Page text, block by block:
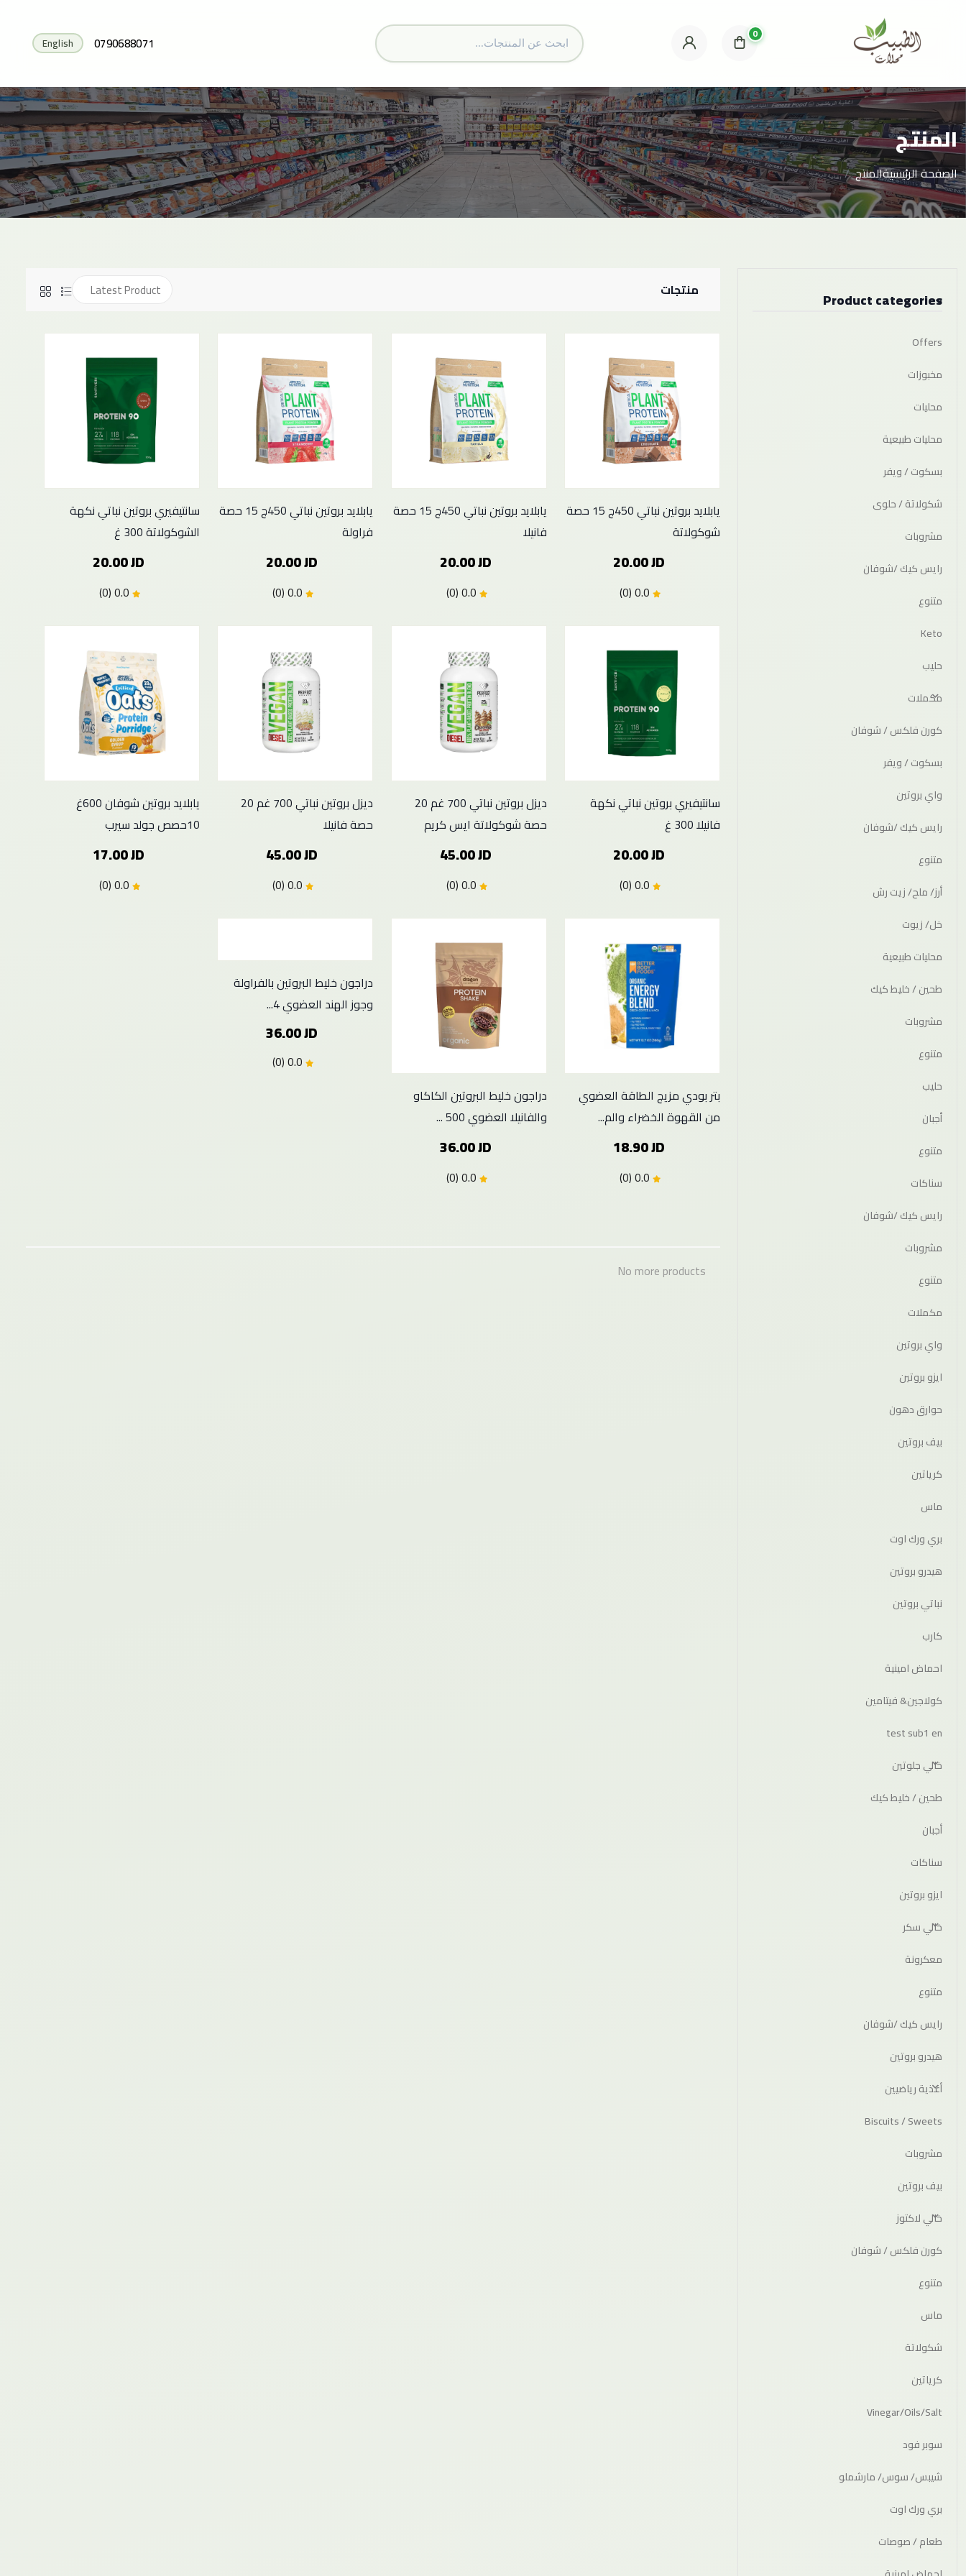
0
0790688071
English
المنتج
الصفحة الرئيسيةالمنتج
Product categories
Offers
مخبوزات
محليات
محليات طبيعية
بسكوت / ويفر
شكولاتة / حلوى
مشروبات
رايس كيك /شوفان
متنوع
Keto
حليب
مكملات
كورن فلكس / شوفان
بسكوت / ويفر
واي بروتين
رايس كيك /شوفان
متنوع
أرز/ ملح/ زيت رش
خل/ زيوت
محليات طبيعية
طحين / خليط كيك
مشروبات
متنوع
حليب
أجبان
متنوع
سناكات
رايس كيك /شوفان
مشروبات
متنوع
مكملات
واي بروتين
ايزو بروتين
حوارق دهون
بيف بروتين
كرياتين
ماس
بري ورك اوت
هيدرو بروتين
نباتي بروتين
كارب
احماض امينية
كولاجين& فيتامين
test sub1 en
خالي جلوتين
طحين / خليط كيك
أجبان
سناكات
ايزو بروتين
خالي سكر
معكرونة
متنوع
رايس كيك /شوفان
هيدرو بروتين
أغذية رياضيين
Biscuits / Sweets
مشروبات
بيف بروتين
خالي لاكتوز
كورن فلكس / شوفان
متنوع
ماس
شكولاتة
كرياتين
Vinegar/Oils/Salt
سوبر فود
شيبس/ سوس/ مارشملو
بري ورك اوت
طعام / صوصات
منتجات
يابلايد بروتين نباتي 450ج 15 حصة
شوكولاتة
20.00 JD
يابلايد بروتين نباتي 450ج 15 حصة
فانيلا
20.00 JD
يابلايد بروتين نباتي 450ج 15 حصة
فراولة
20.00 JD
سانتيفيري بروتين نباتي نكهة
الشوكولاتة 300 غ
20.00 JD
سانتيفيري بروتين نباتي نكهة
فانيلا 300 غ
20.00 JD
ديزل بروتين نباتي 700 غم 20
حصة شوكولاتة ايس كريم
45.00 JD
ديزل بروتين نباتي 700 غم 20
حصة فانيلا
45.00 JD
يابلايد بروتين شوفان 600غ
10حصص جولد سيرب
17.00 JD
بتر بودي مزيج الطاقة العضوي
من القهوة الخضراء والم...
18.90 JD
دراجون خليط البروتين الكاكاو
والفانيلا العضوي 500 ...
36.00 JD
دراجون خليط البروتين بالفراولة
وجوز الهند العضوي 4...
36.00 JD
No more products